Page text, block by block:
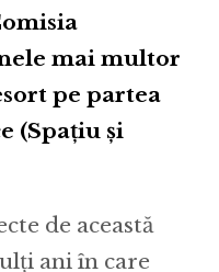
mai multor
pe partea
(Spațiu și
de această
ani în care